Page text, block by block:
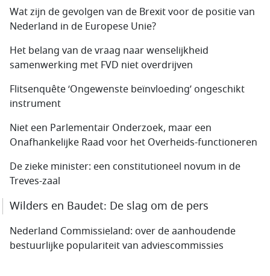
Wat zijn de gevolgen van de Brexit voor de positie van
Nederland in de Europese Unie?
Het belang van de vraag naar wenselijkheid
samenwerking met FVD niet overdrijven
Flitsenquête ‘Ongewenste beïnvloeding’ ongeschikt
instrument
Niet een Parlementair Onderzoek, maar een
Onafhankelijke Raad voor het Overheids-functioneren
De zieke minister: een constitutioneel novum in de
Treves-zaal
Wilders en Baudet: De slag om de pers
Nederland Commissieland: over de aanhoudende
bestuurlijke populariteit van adviescommissies